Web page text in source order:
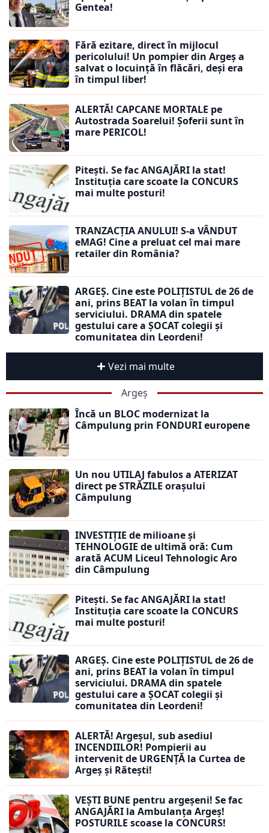
Gentea!
Fără ezitare, direct în mijlocul
pericolului! Un pompier din Argeș a
salvat o locuință în flăcări, deși era
în timpul liber!
ALERTĂ! CAPCANE MORTALE pe
Autostrada Soarelui! Șoferii sunt în
mare PERICOL!
Pitești. Se fac ANGAJĂRI la stat!
Instituția care scoate la CONCURS
mai multe posturi!
TRANZACȚIA ANULUI! S-a VÂNDUT
eMAG! Cine a preluat cel mai mare
retailer din România?
ARGEȘ. Cine este POLIȚISTUL de 26 de
ani, prins BEAT la volan în timpul
serviciului. DRAMA din spatele
gestului care a ȘOCAT colegii și
comunitatea din Leordeni!
Vezi mai multe
Argeș
Încă un BLOC modernizat la
Câmpulung prin FONDURI europene
Un nou UTILAJ fabulos a ATERIZAT
direct pe STRĂZILE orașului
Câmpulung
INVESTIȚIE de milioane și
TEHNOLOGIE de ultimă oră: Cum
arată ACUM Liceul Tehnologic Aro
din Câmpulung
Pitești. Se fac ANGAJĂRI la stat!
Instituția care scoate la CONCURS
mai multe posturi!
ARGEȘ. Cine este POLIȚISTUL de 26 de
ani, prins BEAT la volan în timpul
serviciului. DRAMA din spatele
gestului care a ȘOCAT colegii și
comunitatea din Leordeni!
ALERTĂ! Argeșul, sub asediul
INCENDIILOR! Pompierii au
intervenit de URGENȚĂ la Curtea de
Argeș și Rătești!
VEȘTI BUNE pentru argeșeni! Se fac
ANGAJĂRI la Ambulanța Argeș!
POSTURILE scoase la CONCURS!